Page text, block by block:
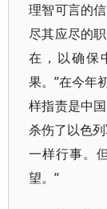
理智可言的
尽其应尽的
在，以确保
果。”在今年
样指责是中
杀伤了以色
一样行事。
望。”